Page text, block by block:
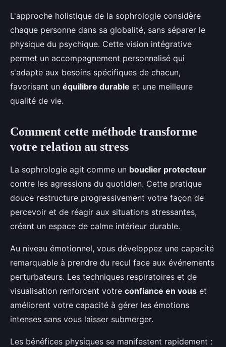
L'approche holistique de la sophrologie considère
chaque personne dans sa globalité, sans séparer le
physique du psychique. Cette vision intégrative
permet un accompagnement personnalisé qui
s'adapte aux besoins spécifiques de chacun,
favorisant un équilibre durable et une meilleure
qualité de vie.
Comment cette méthode transforme
votre relation au stress
La sophrologie agit comme un bouclier protecteur
contre les agressions du quotidien. Cette pratique
douce restructure progressivement votre façon de
percevoir et de réagir aux situations stressantes,
créant un espace de calme intérieur durable.
Au niveau émotionnel, vous développez une capacité
remarquable à prendre du recul face aux événements
perturbateurs. Les techniques respiratoires et de
visualisation renforcent votre confiance en vous et
améliorent votre capacité à gérer les émotions
intenses sans vous laisser submerger.
Les bénéfices physiques se manifestent rapidement :